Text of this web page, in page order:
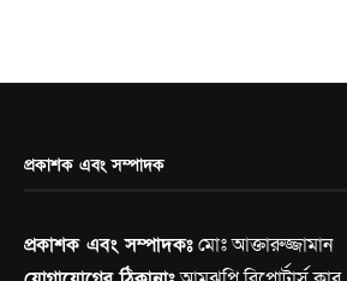
প্রকাশক এবং সম্পাদক
প্রকাশক এবং সম্পাদকঃমোঃ আক্তারুজ্জামান